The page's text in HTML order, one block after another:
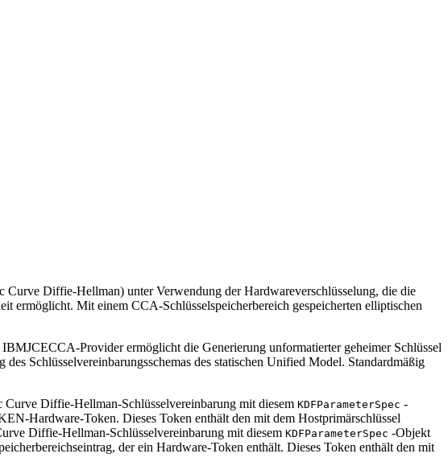
Diffie-Hellman) unter Verwendung der Hardwareverschlüsselung, die die
ermöglicht. Mit einem CCA-Schlüsselspeicherbereich gespeicherten elliptischen
Provider ermöglicht die Generierung unformatierter geheimer Schlüssel
Schlüsselvereinbarungsschemas des statischen Unified Model. Standardmäßig
Diffie-Hellman-Schlüsselvereinbarung mit diesem KDFParameterSpec -
Hardware-Token. Dieses Token enthält den mit dem Hostprimärschlüssel
Diffie-Hellman-Schlüsselvereinbarung mit diesem KDFParameterSpec -Objekt
der ein Hardware-Token enthält. Dieses Token enthält den mit